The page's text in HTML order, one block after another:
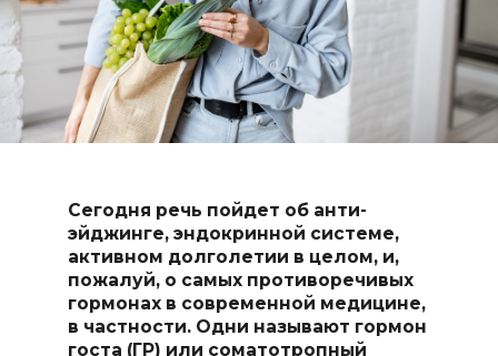
Сегодня речь пойдет об анти-
эйджинге, эндокринной системе,
активном долголетии в целом, и,
пожалуй, о самых противоречивых
гормонах в современной медицине,
в частности. Одни называют гормон
госта (ГР) или соматотропный